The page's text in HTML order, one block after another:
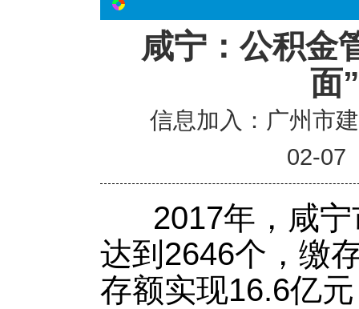
咸宁：公积金
面
信息加入：广州市
02-07
2017年，咸宁
达到2646个，缴
存额实现16.6亿